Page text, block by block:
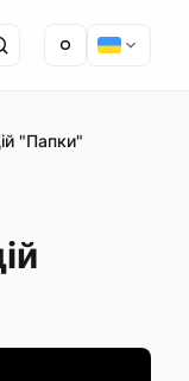
"Папки"